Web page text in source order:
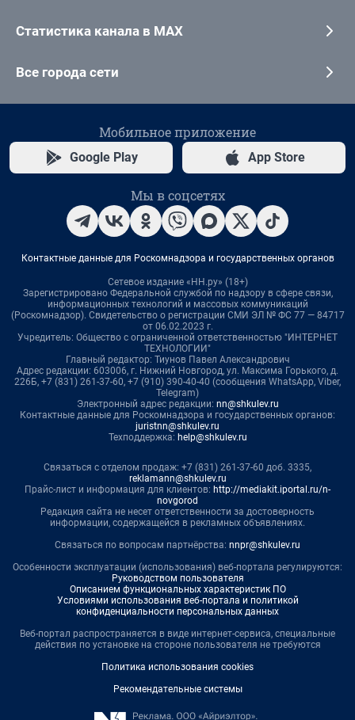
Статистика канала в MAX
Все города сети
Мобильное приложение
Google Play App Store
Мы в соцсетях
Контактные данные для Роскомнадзора и государственных органов
Сетевое издание «НН.ру» (18+)
Зарегистрировано Федеральной службой по надзору в сфере связи,
информационных технологий и массовых коммуникаций
(Роскомнадзор). Свидетельство о регистрации СМИ ЭЛ № ФС 77 — 84717
от 06.02.2023 г.
Учредитель: Общество с ограниченной ответственностью "ИНТЕРНЕТ
ТЕХНОЛОГИИ"
Главный редактор: Тиунов Павел Александрович
Адрес редакции: 603006, г. Нижний Новгород, ул. Максима Горького, д.
226Б, +7 (831) 261-37-60, +7 (910) 390-40-40 (сообщения WhatsApp, Viber,
Telegram)
Электронный адрес редакции: nn@shkulev.ru
Контактные данные для Роскомнадзора и государственных органов:
juristnn@shkulev.ru
Техподдержка: help@shkulev.ru
Связаться с отделом продаж: +7 (831) 261-37-60 доб. 3335,
reklamann@shkulev.ru
Прайс-лист и информация для клиентов: http://mediakit.iportal.ru/n-
novgorod
Редакция сайта не несет ответственности за достоверность
информации, содержащейся в рекламных объявлениях.
Связаться по вопросам партнёрства: nnpr@shkulev.ru
Особенности эксплуатации (использования) веб-портала регулируются:
Руководством пользователя
Описанием функциональных характеристик ПО
Условиями использования веб-портала и политикой
конфиденциальности персональных данных
Веб-портал распространяется в виде интернет-сервиса, специальные
действия по установке на стороне пользователя не требуются
Политика использования cookies
Рекомендательные системы